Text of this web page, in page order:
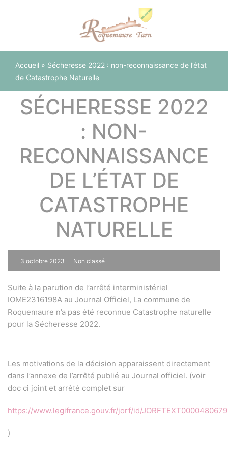
Accueil » Sécheresse 2022 : non-reconnaissance de l’état
de Catastrophe Naturelle
SÉCHERESSE 2022
: NON-
RECONNAISSANCE
DE L’ÉTAT DE
CATASTROPHE
NATURELLE
3 octobre 2023 Non classé
Suite à la parution de l’arrêté interministériel
IOME2316198A au Journal Officiel, La commune de
Roquemaure n’a pas été reconnue Catastrophe naturelle
pour la Sécheresse 2022.
Les motivations de la décision apparaissent directement
dans l’annexe de l’arrêté publié au Journal officiel. (voir
doc ci joint et arrêté complet sur
https://www.legifrance.gouv.fr/jorf/id/
)